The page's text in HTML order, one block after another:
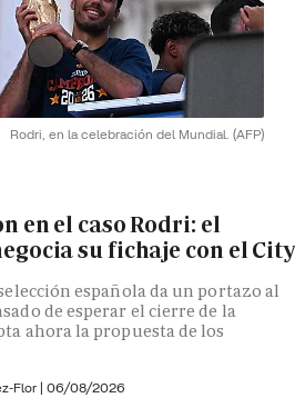
Rodri, en la celebración del Mundial. (AFP)
en el caso Rodri: el
su fichaje con el City
española da un portazo al
de esperar el cierre de la
ahora la propuesta de los
Flor | 06/08/2026